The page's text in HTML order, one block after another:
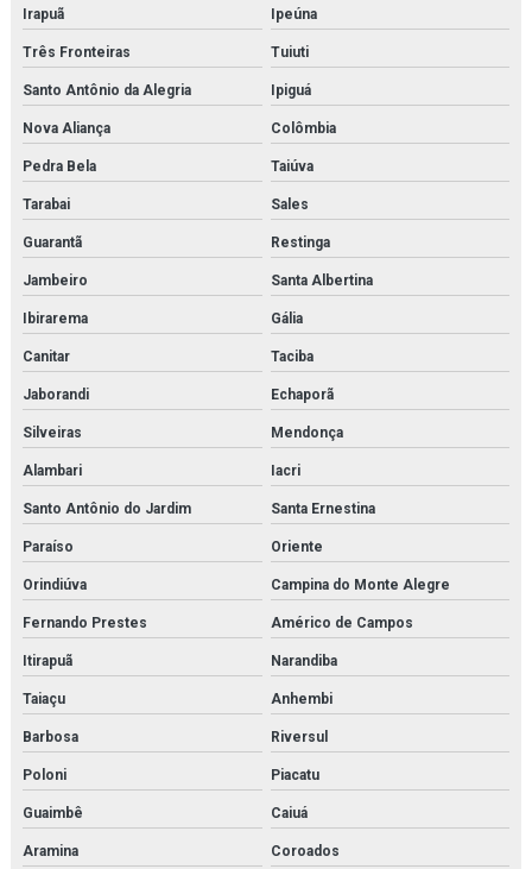
Irapuã Ipeúna
Três Fronteiras Tuiuti
Santo Antônio da Alegria Ipiguá
Nova Aliança Colômbia
Pedra Bela Taiúva
Tarabai Sales
Guarantã Restinga
Jambeiro Santa Albertina
Ibirarema Gália
Canitar Taciba
Jaborandi Echaporã
Silveiras Mendonça
Alambari Iacri
Santo Antônio do Jardim Santa Ernestina
Paraíso Oriente
Orindiúva Campina do Monte Alegre
Fernando Prestes Américo de Campos
Itirapuã Narandiba
Taiaçu Anhembi
Barbosa Riversul
Poloni Piacatu
Guaimbê Caiuá
Aramina Coroados